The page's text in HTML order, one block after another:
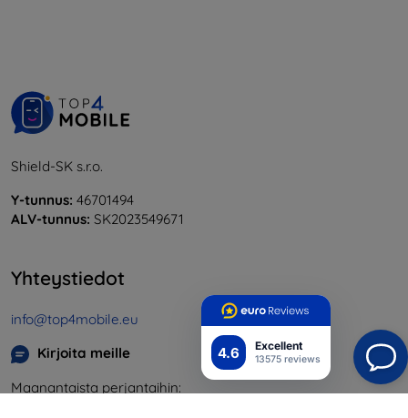
4.6 Excellent
13575 reviews
Shield-SK s.r.o.
Y-tunnus: 46701494
ALV-tunnus: SK2023549671
Yhteystiedot
info@top4mobile.eu
Kirjoita meille
Maanantaista perjantaihin: